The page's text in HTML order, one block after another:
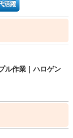
活躍
ル作業｜ハロゲン